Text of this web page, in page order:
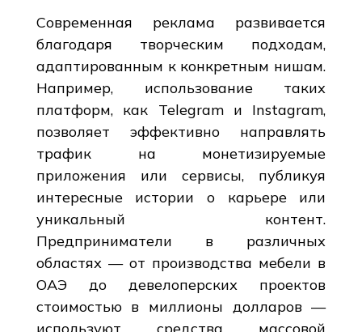
Современная реклама развивается
благодаря творческим подходам,
адаптированным к конкретным нишам.
Например, использование таких
платформ, как Telegram и Instagram,
позволяет эффективно направлять
трафик на монетизируемые
приложения или сервисы, публикуя
интересные истории о карьере или
уникальный контент.
Предприниматели в различных
областях — от производства мебели в
ОАЭ до девелоперских проектов
стоимостью в миллионы долларов —
используют средства массовой